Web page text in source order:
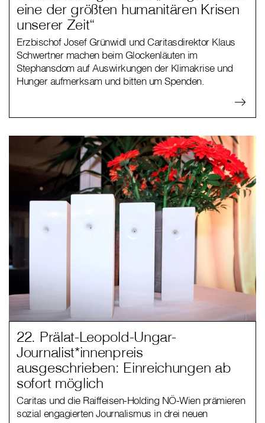
eine der größten humanitären Krisen
unserer Zeit“
Erzbischof Josef Grünwidl und Caritasdirektor Klaus
Schwertner machen beim Glockenläuten im
Stephansdom auf Auswirkungen der Klimakrise und
Hunger aufmerksam und bitten um Spenden.
22. Prälat-Leopold-Ungar-
Journalist*innenpreis
ausgeschrieben: Einreichungen ab
sofort möglich
Caritas und die Raiffeisen-Holding NÖ-Wien prämieren
sozial engagierten Journalismus in drei neuen